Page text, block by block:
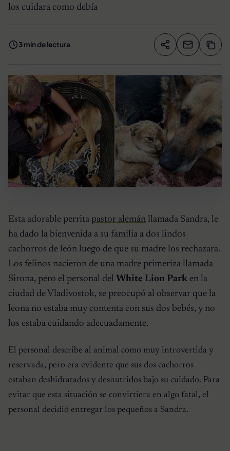
los cuidara como debía
3 min de lectura Compartir
Esta adorable perrita pastor alemán llamada Sandra, le
ha dado la bienvenida a su familia a dos lindos
cachorros de león luego de que su madre los rechazara.
Los felinos nacieron de una madre primeriza llamada
Sirona, pero el personal del White Lion Park en la
ciudad de Vladivostok, se preocupó al observar que la
leona no estaba muy contenta con sus dos bebés, y no
los estaba cuidando adecuadamente.
El personal describe al animal como muy introvertida y
reservada, pero era evidente que sus dos cachorros
estaban deshidratados y desnutridos bajo su cuidado. Para
evitar que esta situación se convirtiera en algo fatal, el
personal decidió entregar los pequeños a Sandra.